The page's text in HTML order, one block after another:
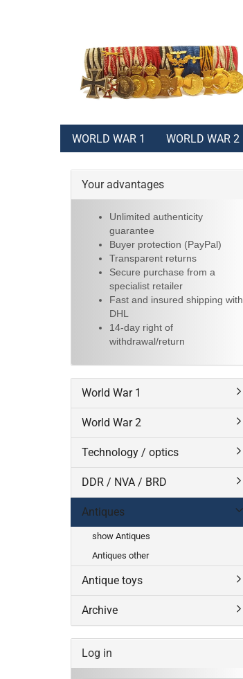
WORLD WAR 1 WORLD WAR 2
Your advantages
Unlimited authenticity
guarantee
Buyer protection (PayPal)
Transparent returns
Secure purchase from a
specialist retailer
Fast and insured shipping with
DHL
14-day right of
withdrawal/return
World War 1
World War 2
Technology / optics
DDR / NVA / BRD
Antiques
show Antiques
Antiques other
Antique toys
Archive
Log in